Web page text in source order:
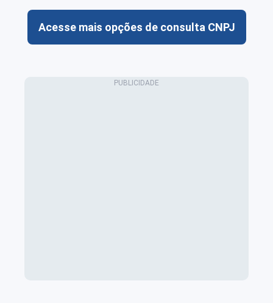
Acesse mais opções de consulta CNPJ